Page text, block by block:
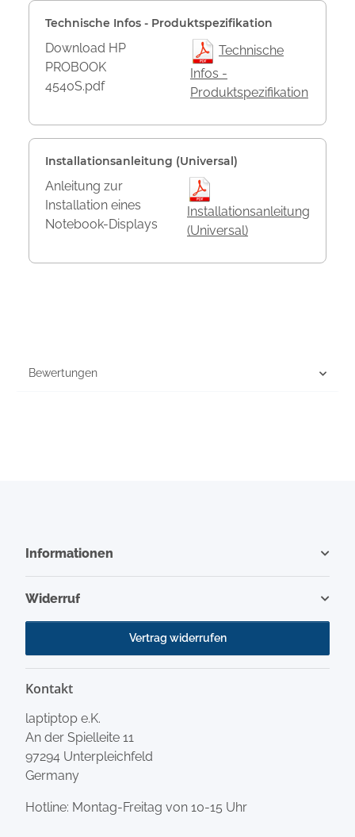
Technische Infos - Produktspezifikation
Download HP
PROBOOK
4540S.pdf
Technische
Infos -
Produktspezifikation
Installationsanleitung (Universal)
Anleitung zur
Installation eines
Notebook-Displays
Installationsanleitung
(Universal)
Bewertungen
Informationen
Widerruf
Vertrag widerrufen
Kontakt
laptiptop e.K.
An der Spielleite 11
97294 Unterpleichfeld
Germany
Hotline: Montag-Freitag von 10-15 Uhr